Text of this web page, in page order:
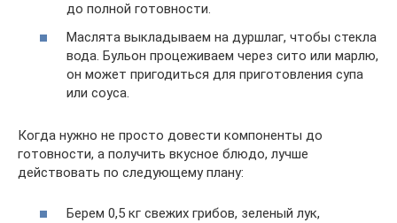
до полной готовности.
Маслята выкладываем на дуршлаг, чтобы стекла
вода. Бульон процеживаем через сито или марлю,
он может пригодиться для приготовления супа
или соуса.
Когда нужно не просто довести компоненты до
готовности, а получить вкусное блюдо, лучше
действовать по следующему плану:
Берем 0,5 кг свежих грибов, зеленый лук,